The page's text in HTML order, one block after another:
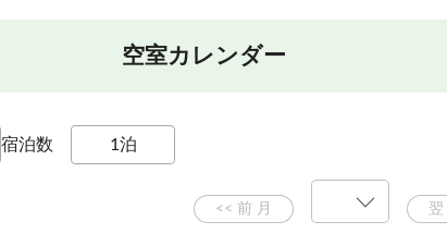
空室カレンダー
宿泊数